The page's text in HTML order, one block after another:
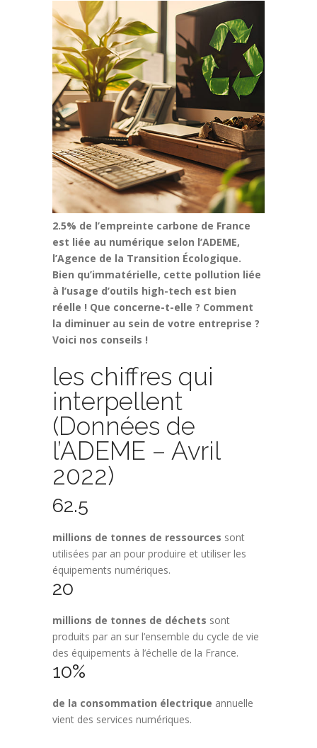
2.5% de l’empreinte carbone de France
est liée au numérique selon l’ADEME,
l’Agence de la Transition Écologique.
Bien qu’immatérielle, cette pollution liée
à l’usage d’outils high-tech est bien
réelle ! Que concerne-t-elle ? Comment
la diminuer au sein de votre entreprise ?
Voici nos conseils !
les chiffres qui
interpellent
(Données de
l’ADEME – Avril
2022)
62.5
millions de tonnes de ressources sont
utilisées par an pour produire et utiliser les
équipements numériques.
20
millions de tonnes de déchets sont
produits par an sur l’ensemble du cycle de vie
des équipements à l’échelle de la France.
10%
de la consommation électrique annuelle
vient des services numériques.